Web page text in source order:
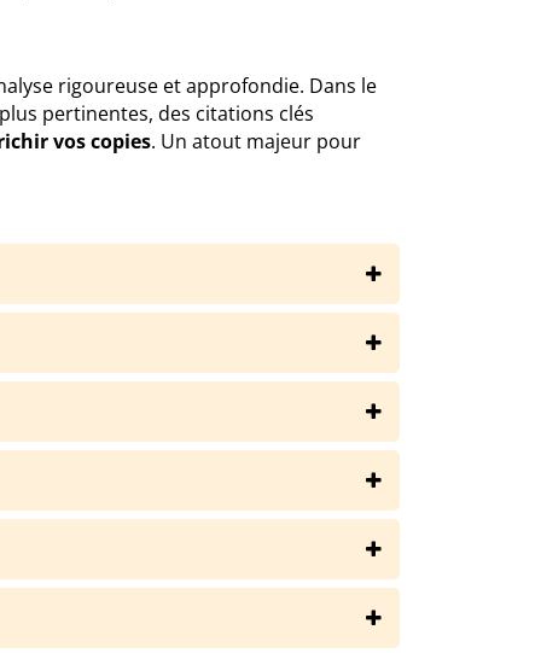
rigoureuse et approfondie. Dans le
pertinentes, des citations clés
vos copies. Un atout majeur pour